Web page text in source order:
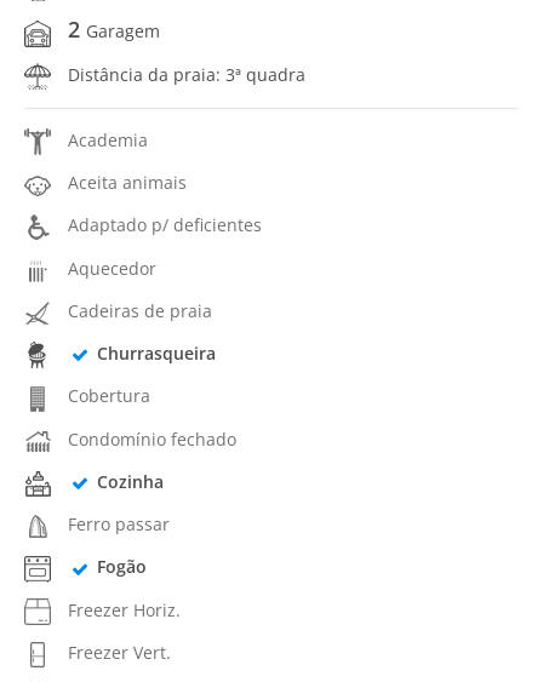
2 Garagem
Distância da praia: 3ª quadra
Academia
Aceita animais
Adaptado p/ deficientes
Aquecedor
Cadeiras de praia
Churrasqueira
Cobertura
Condomínio fechado
Cozinha
Ferro passar
Fogão
Freezer Horiz.
Freezer Vert.